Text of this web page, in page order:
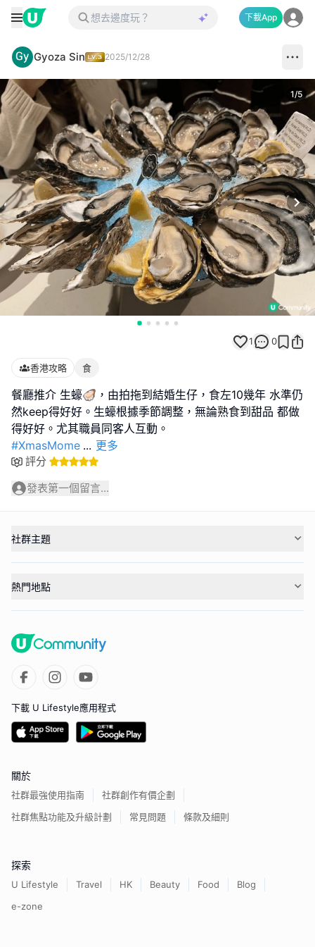
下載App
Gyoza Sin 2025/12/28
1/5
1 0
香港攻略 食
餐廳推介 生蠔🦪，由拍拖到結婚生仔，食左10幾年 水準仍
然keep得好好。生蠔根據季節調整，無論熟食到甜品 都做
#XmasMome ... 更多
評分
發表第一個留言...
社群主題
熱門地點
下載 U Lifestyle應用程式
關於
社群最強使用指南
社群創作有價企劃
社群焦點功能及升級計劃
常見問題 條款及細則
探索
U Lifestyle Travel HK Beauty Food
Blog
e-zone